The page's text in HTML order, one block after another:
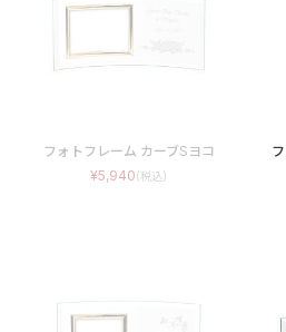
フォトフレーム カーブSヨコ
5,940